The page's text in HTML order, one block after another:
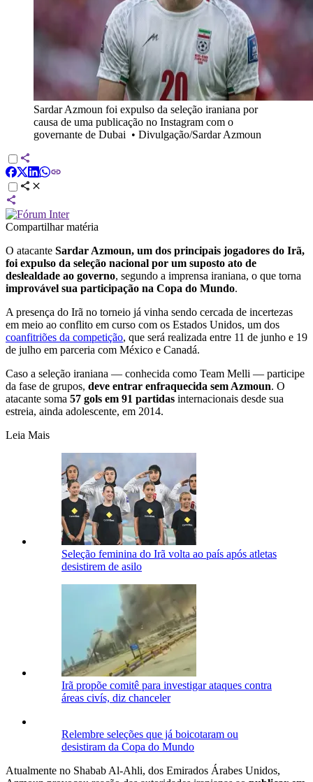
Sardar Azmoun foi expulso da seleção iraniana por
causa de uma publicação no Instagram com o
governante de Dubai • Divulgação/Sardar Azmoun
Compartilhar matéria
O atacante Sardar Azmoun, um dos principais jogadores do Irã,
foi expulso da seleção nacional por um suposto ato de
deslealdade ao governo, segundo a imprensa iraniana, o que torna
improvável sua participação na Copa do Mundo.
A presença do Irã no torneio já vinha sendo cercada de incertezas
em meio ao conflito em curso com os Estados Unidos, um dos
coanfitriões da competição, que será realizada entre 11 de junho e 19
de julho em parceria com México e Canadá.
Caso a seleção iraniana — conhecida como Team Melli — participe
da fase de grupos, deve entrar enfraquecida sem Azmoun. O
atacante soma 57 gols em 91 partidas internacionais desde sua
estreia, ainda adolescente, em 2014.
Leia Mais
Seleção feminina do Irã volta ao país após atletas
desistirem de asilo
Irã propõe comitê para investigar ataques contra
áreas civís, diz chanceler
Relembre seleções que já boicotaram ou
desistiram da Copa do Mundo
Atualmente no Shabab Al-Ahli, dos Emirados Árabes Unidos,